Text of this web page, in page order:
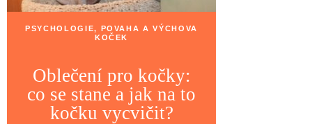
PSYCHOLOGIE, POVAHA A VÝCHOVA
KOČEK
Oblečení pro kočky:
co se stane a jak na to
kočku vycvičit?